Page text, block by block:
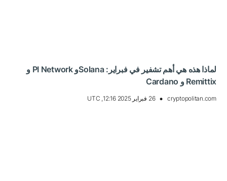
لماذا هذه هي أهم تشفير في فبراير: Solanaو PI Network و
Remittix و Cardano
cryptopolitan.com 26 فبراير 2025 12:16, UTC